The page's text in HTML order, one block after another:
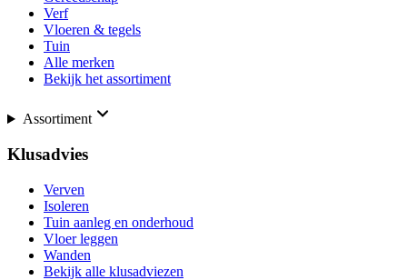
Verf
Vloeren & tegels
Tuin
Alle merken
Bekijk het assortiment
Assortiment
Klusadvies
Verven
Isoleren
Tuin aanleg en onderhoud
Vloer leggen
Wanden
Bekijk alle klusadviezen